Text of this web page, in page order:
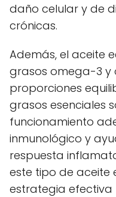
daño celular y de
crónicas.
Además, el aceite
grasos omega-3 y
proporciones
grasos esenciales
funcionamiento
inmunológico y
respuesta
este tipo de aceite
estrategia